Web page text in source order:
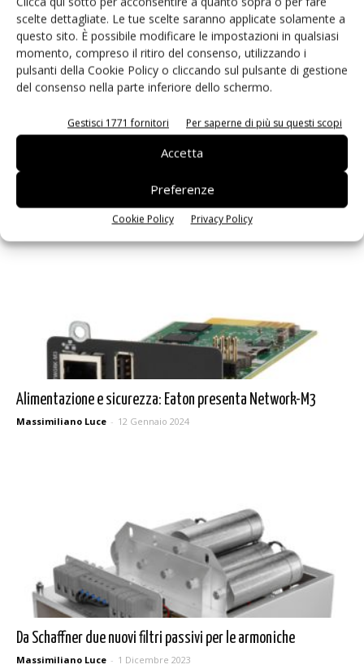
scelte dettagliate. Le tue scelte saranno applicate solamente a
questo sito. È possibile modificare le impostazioni in qualsiasi
momento, compreso il ritiro del consenso, utilizzando i
pulsanti della Cookie Policy o cliccando sul pulsante di gestione
del consenso nella parte inferiore dello schermo.
Gestisci 1771 fornitori Per saperne di più su questi scopi
Accetta
Preferenze
Cookie Policy Privacy Policy
Arriva il secondo gate driver isolato Allegro PowerThru
7 Febbraio 2024
Alimentazione e sicurezza: Eaton presenta Network-M3
Massimiliano Luce - 12 Gennaio 2024
Da Schaffner due nuovi filtri passivi per le armoniche
Massimiliano Luce - 1 Dicembre 2023